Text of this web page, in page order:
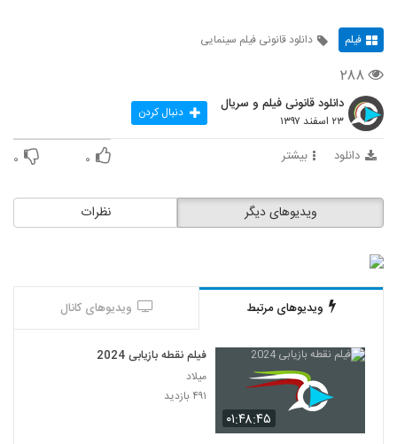
فیلم دانلود قانونی فیلم سینمایی
۲۸۸
دانلود قانونی فیلم و سریال
۲۳ اسفند ۱۳۹۷ دنبال کردن
دانلود بیشتر ۰ ۰
نظرات ویدیوهای دیگر
ویدیوهای مرتبط ویدیوهای کانال
۰۱:۴۸:۴۵
فیلم نقطه بازیابی 2024
میلاد
۴۹۱ بازدید